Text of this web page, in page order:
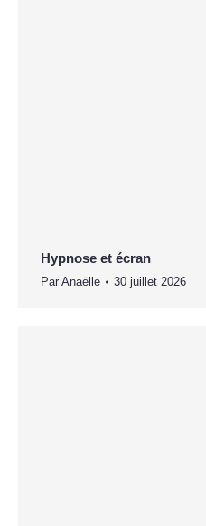
Hypnose et écran
Par Anaëlle 30 juillet 2026